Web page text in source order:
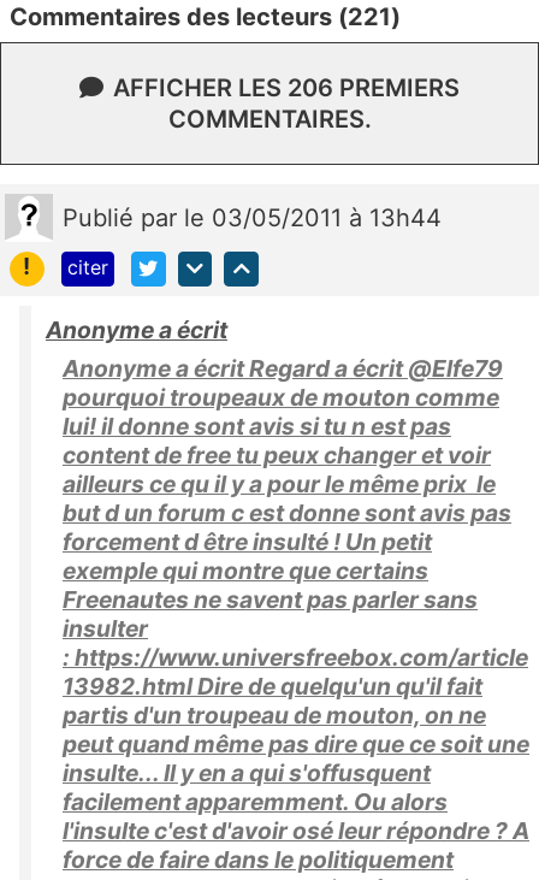
Commentaires des lecteurs (221)
AFFICHER LES 206 PREMIERS
COMMENTAIRES.
Publié par le 03/05/2011 à 13h44
!
citer
Anonyme a écrit
Anonyme a écrit Regard a écrit @Elfe79
pourquoi troupeaux de mouton comme
lui! il donne sont avis si tu n est pas
content de free tu peux changer et voir
ailleurs ce qu il y a pour le même prix le
but d un forum c est donne sont avis pas
forcement d être insulté ! Un petit
exemple qui montre que certains
Freenautes ne savent pas parler sans
insulter
: https://www.universfreebox.com/article
13982.html Dire de quelqu'un qu'il fait
partis d'un troupeau de mouton, on ne
peut quand même pas dire que ce soit une
insulte... Il y en a qui s'offusquent
facilement apparemment. Ou alors
l'insulte c'est d'avoir osé leur répondre ? A
force de faire dans le politiquement